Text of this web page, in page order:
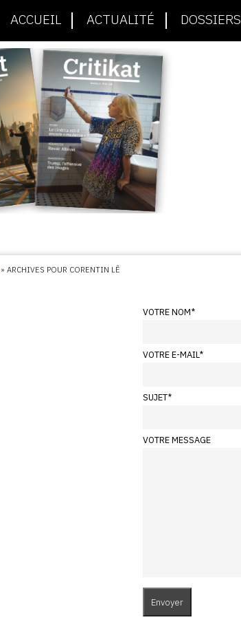
ACCUEIL ACTUALITÉ DOSSIERS
»ARCHIVES POUR CORENTIN LÊ
VOTRE NOM*
VOTRE E-MAIL*
SUJET*
VOTRE MESSAGE